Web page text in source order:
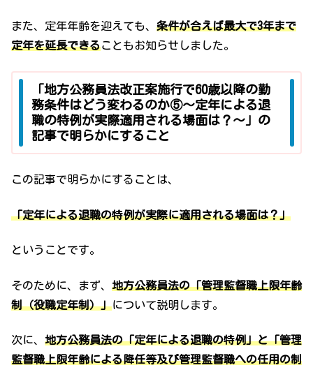
また、定年年齢を迎えても、 条件が合えば最大で3年まで
定年を延長できることもお知らせしました。
「地方公務員法改正案施行で60歳以降の勤
務条件はどう変わるのか⑤～定年による退
職の特例が実際適用される場面は？～」の
記事で明らかにすること
この記事で明らかにすることは、
「定年による退職の特例が実際に適用される場面は？」
ということです。
そのために、まず、 地方公務員法の「管理監督職上限年齢
制（役職定年制）」について説明します。
次に、 地方公務員法の「定年による退職の特例」と「管理
監督職上限年齢による降任等及び管理監督職への任用の制